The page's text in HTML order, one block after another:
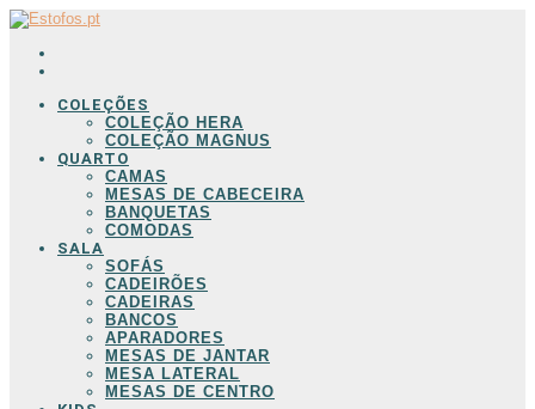
COLEÇÕES
COLEÇÃO HERA
COLEÇÃO MAGNUS
QUARTO
CAMAS
MESAS DE CABECEIRA
BANQUETAS
COMODAS
SALA
SOFÁS
CADEIRÕES
CADEIRAS
BANCOS
APARADORES
MESAS DE JANTAR
MESA LATERAL
MESAS DE CENTRO